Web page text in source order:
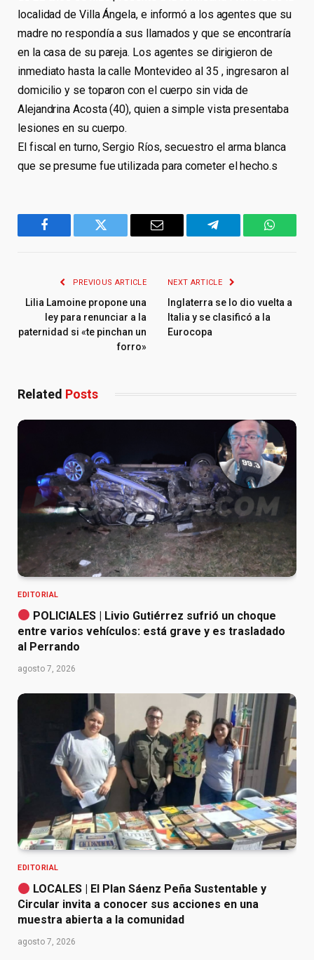
localidad de Villa Ángela, e informó a los agentes que su
madre no respondía a sus llamados y que se encontraría
en la casa de su pareja. Los agentes se dirigieron de
inmediato hasta la calle Montevideo al 35 , ingresaron al
domicilio y se toparon con el cuerpo sin vida de
Alejandrina Acosta (40), quien a simple vista presentaba
lesiones en su cuerpo.
El fiscal en turno, Sergio Ríos, secuestro el arma blanca
que se presume fue utilizada para cometer el hecho.s
Facebook Twitter Email Telegram
PREVIOUS ARTICLE
Lilia Lamoine propone una
ley para renunciar a la
paternidad si «te pinchan un
forro»
NEXT ARTICLE
Inglaterra se lo dio vuelta a
Italia y se clasificó a la
Eurocopa
Related Posts
EDITORIAL
POLICIALES | Livio Gutiérrez sufrió un choque
entre varios vehículos: está grave y es trasladado
al Perrando
agosto 7, 2026
EDITORIAL
LOCALES | El Plan Sáenz Peña Sustentable y
Circular invita a conocer sus acciones en una
muestra abierta a la comunidad
agosto 7, 2026